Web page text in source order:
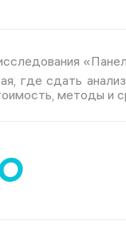
где сдать
методы и